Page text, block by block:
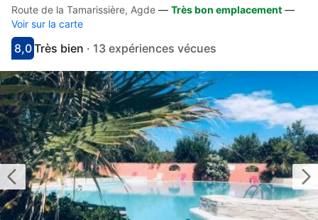
Accès rapides
Aller à la description
Aller aux équipements
Aller aux hébergements
Aller aux conditions
Route de la Tamarissière, Agde — Très bon emplacement —
Voir sur la carte
Avec une note de 8
8,0
très bienTrès bien · 13 expériences vécues